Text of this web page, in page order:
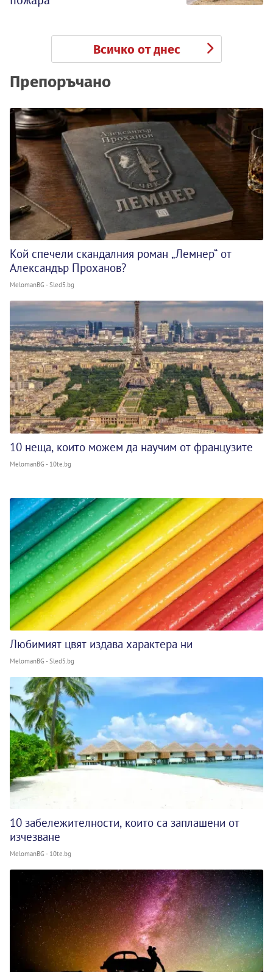
Всичко от днес
Препоръчано
Кой спечели скандалния роман „Лемнер“ от
Александър Проханов?
MelomanBG - Sled5.bg
10 неща, които можем да научим от французите
MelomanBG - 10te.bg
Любимият цвят издава характера ни
MelomanBG - Sled5.bg
10 забележителности, които са заплашени от
изчезване
MelomanBG - 10te.bg